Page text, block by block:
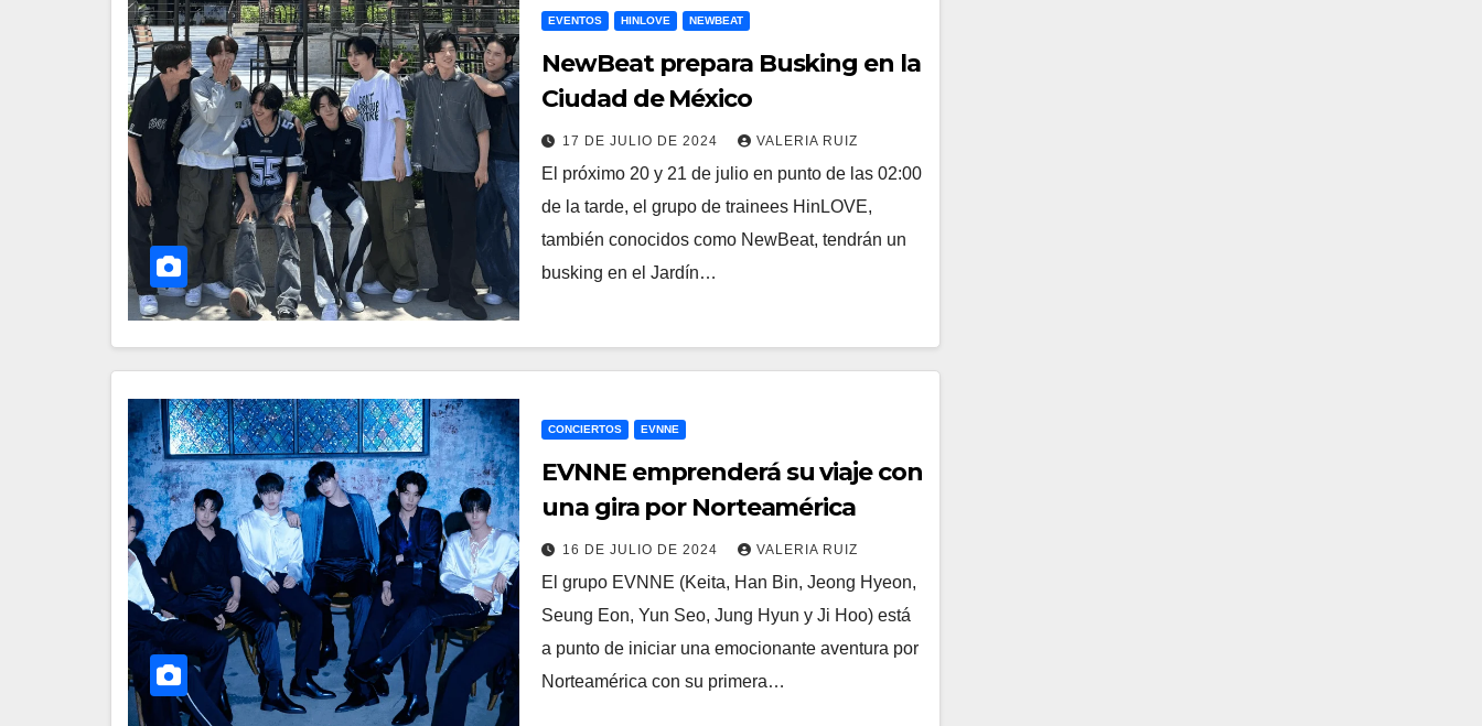
EVENTOS HINLOVE NEWBEAT
NewBeat prepara Busking en la
Ciudad de México
17 DE JULIO DE 2024 VALERIA RUIZ
El próximo 20 y 21 de julio en punto de las 02:00
de la tarde, el grupo de trainees HinLOVE,
también conocidos como NewBeat, tendrán un
busking en el Jardín…
CONCIERTOS EVNNE
EVNNE emprenderá su viaje con
una gira por Norteamérica
16 DE JULIO DE 2024 VALERIA RUIZ
El grupo EVNNE (Keita, Han Bin, Jeong Hyeon,
Seung Eon, Yun Seo, Jung Hyun y Ji Hoo) está
a punto de iniciar una emocionante aventura por
Norteamérica con su primera…